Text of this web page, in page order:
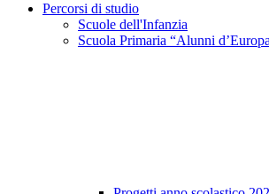
Percorsi di studio
Scuole dell'Infanzia
Scuola Primaria “Alunni